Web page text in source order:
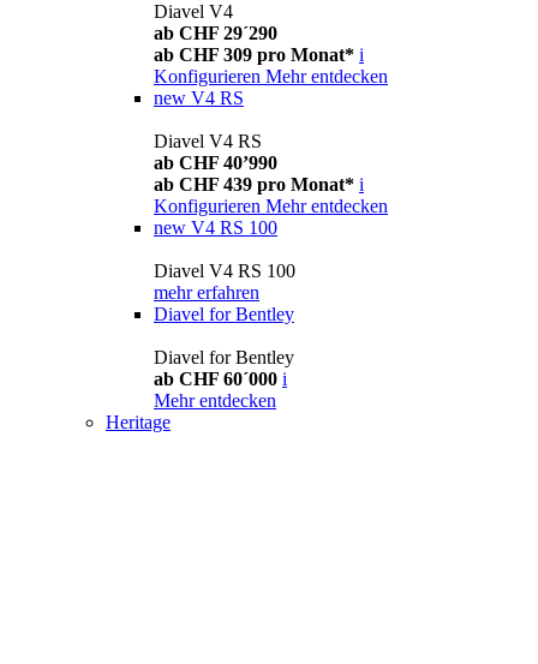
Diavel V4
ab CHF 29´290
ab CHF 309 pro Monat* i
Konfigurieren Mehr entdecken
new V4 RS
Diavel V4 RS
ab CHF 40’990
ab CHF 439 pro Monat* i
Konfigurieren Mehr entdecken
new V4 RS 100
Diavel V4 RS 100
mehr erfahren
Diavel for Bentley
Diavel for Bentley
ab CHF 60´000 i
Mehr entdecken
Heritage